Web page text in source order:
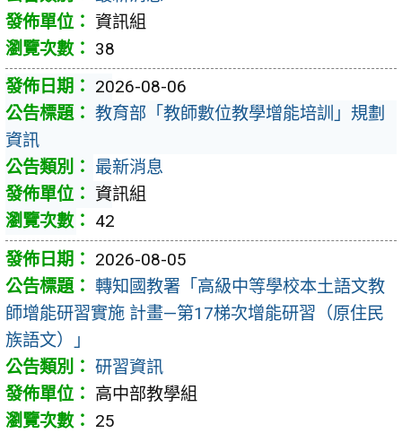
資訊組
38
2026-08-06
教育部「教師數位教學增能培訓」規劃
資訊
最新消息
資訊組
42
2026-08-05
轉知國教署「高級中等學校本土語文教
師增能研習實施 計畫—第17梯次增能研習（原住民
族語文）」
研習資訊
高中部教學組
25